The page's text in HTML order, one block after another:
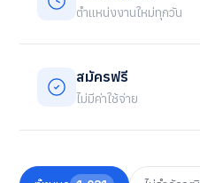
ตำแหน่งงานใหม่ทุกวัน
สมัครฟรี
ไม่มีค่าใช้จ่าย